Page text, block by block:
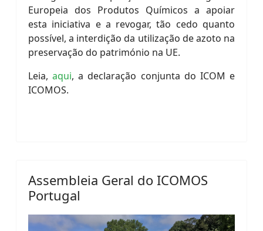
Europeia dos Produtos Químicos a apoiar
esta iniciativa e a revogar, tão cedo quanto
possível, a interdição da utilização de azoto na
preservação do património na UE.
Leia,aqui, a declaração conjunta do ICOM e
ICOMOS.
Assembleia Geral do ICOMOS
Portugal